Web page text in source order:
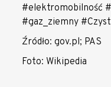
#elektromobilność
#gaz_ziemny
Źródło: gov.pl; PAS
Foto: Wikipedia